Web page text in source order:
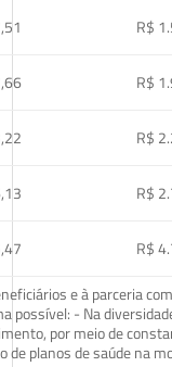
R$
R$
R$
R$
R$
e à parceria
- Na
por meio de
planos de saúde na